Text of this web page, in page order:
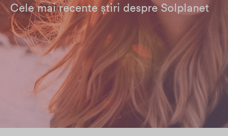
Cele mai recente știri despre Solplanet